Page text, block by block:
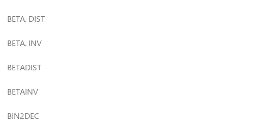
BETA. DIST
BETA. INV
BETADIST
BETAINV
BIN2DEC